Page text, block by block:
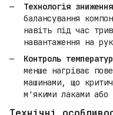
Технологія
балансування
навіть під час
навантаження на
Контроль
менше нагріває
машинами, що
м'якими лаками або